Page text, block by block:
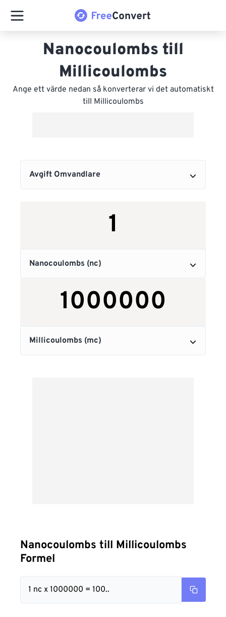
Nanocoulombs till
Millicoulombs
Ange ett värde nedan så konverterar vi det automatiskt
till Millicoulombs
Nanocoulombs till Millicoulombs
Formel
1 nc x 1000000 = 100..